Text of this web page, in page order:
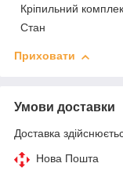
Кріпильний
Стан
Приховати
Умови доставки
Доставка
Нова Пошта